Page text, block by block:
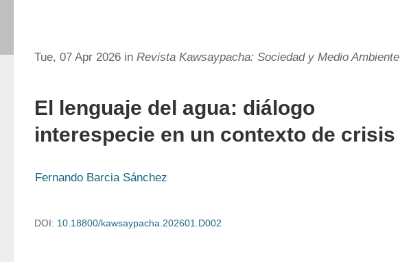
Tue, 07 Apr 2026 in Revista Kawsaypacha: Sociedad y Medio Ambiente
El lenguaje del agua: diálogo
interespecie en un contexto de crisis
Fernando Barcia Sánchez
DOI: 10.18800/kawsaypacha.202601.D002